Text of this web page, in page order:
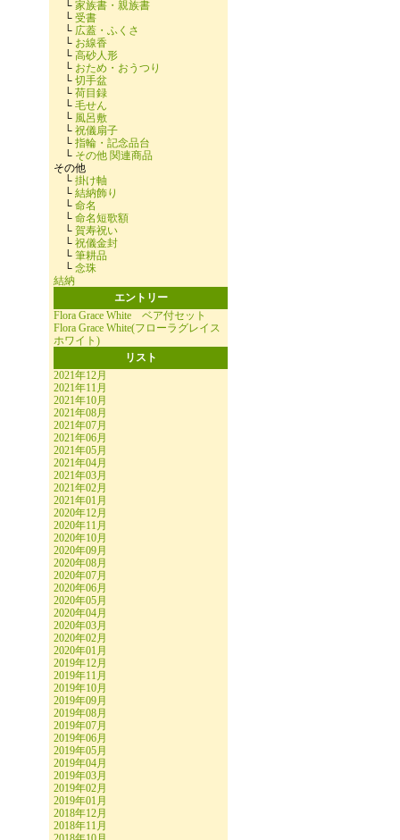
└ 家族書・親族書
└ 受書
└ 広蓋・ふくさ
└ お線香
└ 高砂人形
└ おため・おうつり
└ 切手盆
└ 荷目録
└ 毛せん
└ 風呂敷
└ 祝儀扇子
└ 指輪・記念品台
└ その他 関連商品
その他
└ 掛け軸
└ 結納飾り
└ 命名
└ 命名短歌額
└ 賀寿祝い
└ 祝儀金封
└ 筆耕品
└ 念珠
結納
エントリー
Flora Grace White ベア付セット
Flora Grace White(フローラグレイス
ホワイト)
リスト
2021年12月
2021年11月
2021年10月
2021年08月
2021年07月
2021年06月
2021年05月
2021年04月
2021年03月
2021年02月
2021年01月
2020年12月
2020年11月
2020年10月
2020年09月
2020年08月
2020年07月
2020年06月
2020年05月
2020年04月
2020年03月
2020年02月
2020年01月
2019年12月
2019年11月
2019年10月
2019年09月
2019年08月
2019年07月
2019年06月
2019年05月
2019年04月
2019年03月
2019年02月
2019年01月
2018年12月
2018年11月